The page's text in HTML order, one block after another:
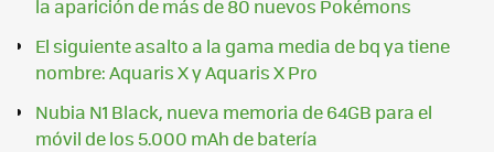
la aparición de más de 80 nuevos Pokémons
El siguiente asalto a la gama media de bq ya tiene
nombre: Aquaris X y Aquaris X Pro
Nubia N1 Black, nueva memoria de 64GB para el
móvil de los 5.000 mAh de batería